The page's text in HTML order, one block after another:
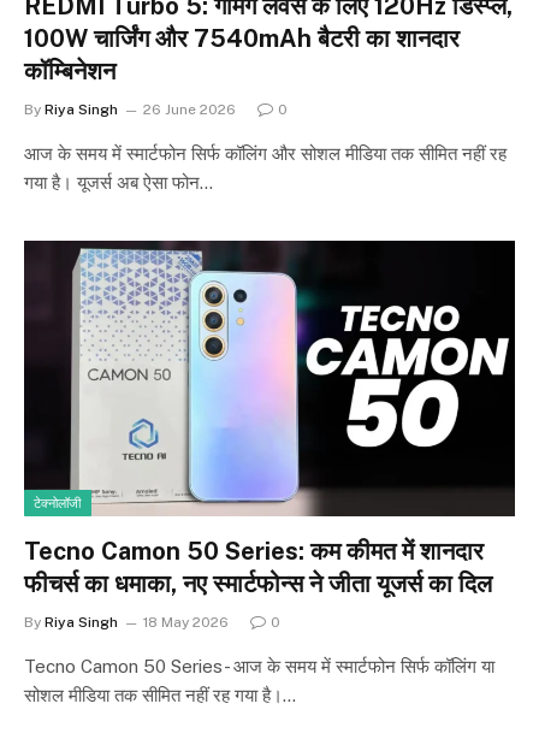
100W चार्जिंग और 7540mAh बैटरी का शानदार
कॉम्बिनेशन
By Riya Singh 26 June 2026 0
आज के समय में स्मार्टफोन सिर्फ कॉलिंग और सोशल मीडिया तक सीमित नहीं रह
गया है। यूजर्स अब ऐसा फोन…
टेक्नोलॉजी
Tecno Camon 50 Series: कम कीमत में शानदार
फीचर्स का धमाका, नए स्मार्टफोन्स ने जीता यूजर्स का दिल
By Riya Singh 18 May 2026 0
Tecno Camon 50 Series- आज के समय में स्मार्टफोन सिर्फ कॉलिंग या
सोशल मीडिया तक सीमित नहीं रह गया है।…